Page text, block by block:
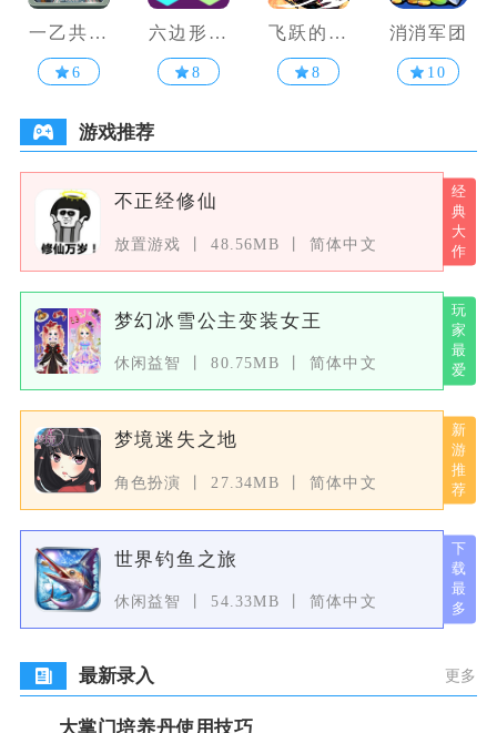
一乙共享
农场
6
六边形消
消乐
8
飞跃的旅
行者
8
消消军团
10
游戏推荐
不正经修仙
放置游戏 48.56MB 简体中文
梦幻冰雪公主变装女王
休闲益智 80.75MB 简体中文
梦境迷失之地
角色扮演 27.34MB 简体中文
世界钓鱼之旅
休闲益智 54.33MB 简体中文
最新录入 更多
大掌门培养丹使用技巧